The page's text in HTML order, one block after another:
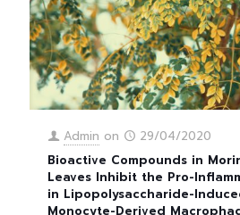
Admin on
29/04/2020
Bioactive Compounds in
Leaves Inhibit the Pro-
in Lipopolysaccharide-
Monocyte-Derived